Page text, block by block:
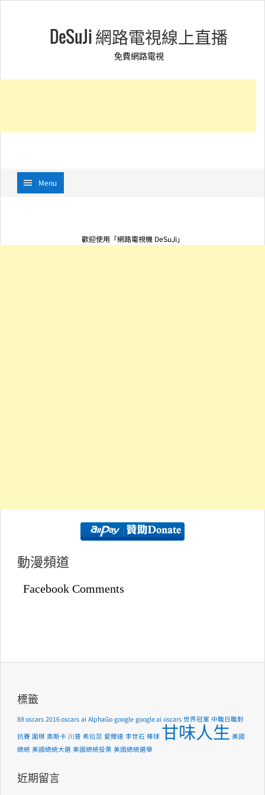
DeSuJi 網路電視線上直播
免費網路電視
Menu
歡迎使用「網路電視機 DeSuJi」
動漫頻道
Facebook Comments
標籤
88 oscars 2016 oscars ai AlphaGo google google ai oscars 世界冠軍 中職日職對
抗賽 圍棋 奧斯卡 川普 希拉蕊 愛爾達 李世石 棒球 甘味人生 美國
總統 美國總統大選 美國總統投票 美國總統選舉
近期留言